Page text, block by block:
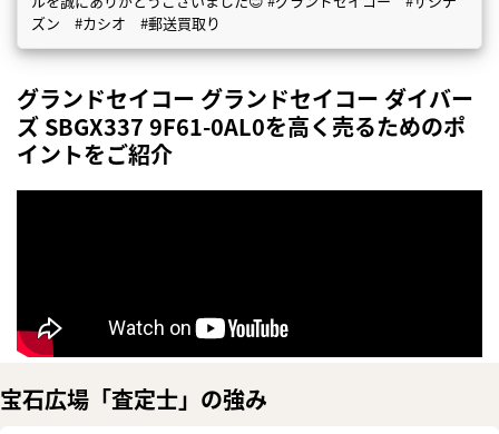
ズン #カシオ #郵送買取り
グランドセイコー グランドセイコー ダイバー
ズ SBGX337 9F61-0AL0を高く売るためのポ
イントをご紹介
宝石広場「査定士」の強み